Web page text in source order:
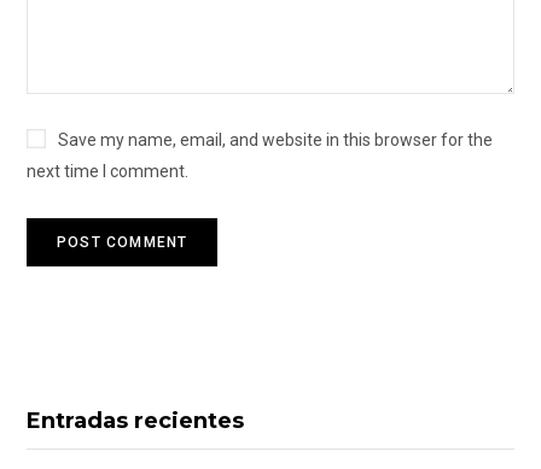
Save my name, email, and website in this browser for the
next time I comment.
Entradas recientes